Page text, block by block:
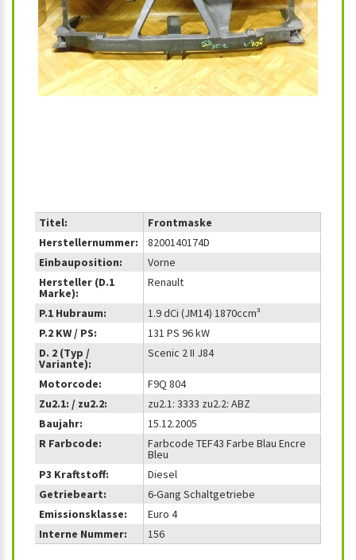
Titel:
Frontmaske
Herstellernummer:
8200140174D
Einbauposition:
Vorne
Hersteller (D.1
Marke):
Renault
P.1 Hubraum:
1.9 dCi (JM14) 1870ccm³
P.2 KW / PS:
131 PS 96 kW
D. 2 (Typ /
Variante):
Scenic 2 II J84
Motorcode:
F9Q 804
Zu2.1: / zu2.2:
zu2.1: 3333 zu2.2: ABZ
Baujahr:
15.12.2005
R Farbcode:
Farbcode TEF43 Farbe Blau Encre
Bleu
P3 Kraftstoff:
Diesel
Getriebeart:
6-Gang Schaltgetriebe
Emissionsklasse:
Euro 4
Interne Nummer:
156